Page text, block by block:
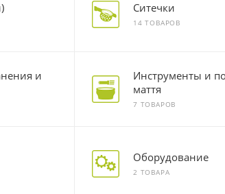
Ситечки
14 ТОВАРОВ
и
Инструменты и
маття
7 ТОВАРОВ
Оборудование
2 ТОВАРА